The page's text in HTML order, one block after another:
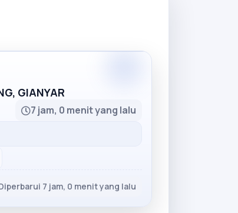
GIANYAR
7 jam, 0 menit yang lalu
7 jam, 0 menit yang lalu